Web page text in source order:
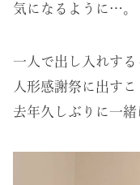
気になるように…。
一人で出し入れする
人形感謝祭に出す
去年久しぶりに一緒